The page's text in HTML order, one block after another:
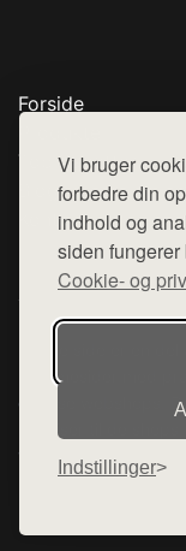
Vi bruger
forbedre din
indhold og
siden
Cookie- og
Indstillinger
Forside
Top Rabatter
Blog
Kontakt
Denne side er en
hjemmesider med
diverse webshops.
henviser til de
varerne på lager.